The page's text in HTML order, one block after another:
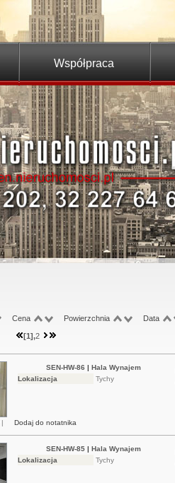
Współpraca
Cena Powierzchnia Data
[1],2
SEN-HW-86 | Hala Wynajem
Lokalizacja
Tychy
| Dodaj do notatnika
SEN-HW-85 | Hala Wynajem
Lokalizacja
Tychy